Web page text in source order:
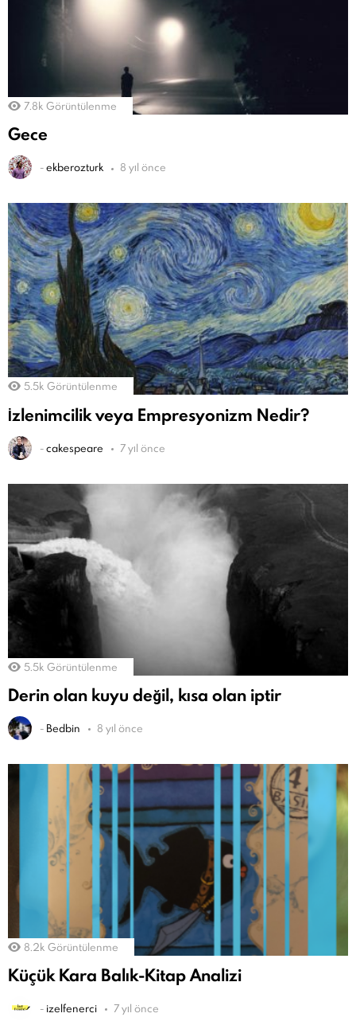
7.8k Görüntülenme
Gece
-ekberozturk 8 yıl önce
5.5k Görüntülenme
İzlenimcilik veya Empresyonizm Nedir?
-cakespeare 7 yıl önce
5.5k Görüntülenme
Derin olan kuyu değil, kısa olan iptir
- Bedbin 8 yıl önce
8.2k Görüntülenme
Küçük Kara Balık-Kitap Analizi
- izelfenerci 7 yıl önce